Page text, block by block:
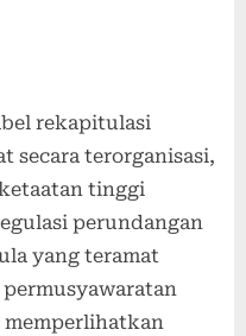
rekapitulasi
secara terorganisasi,
tinggi
perundangan
yang teramat
memperlihatkan